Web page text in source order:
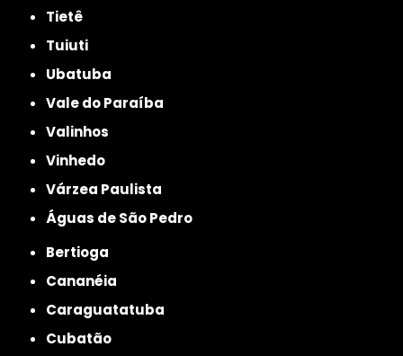
Tietê
Tuiuti
Ubatuba
Vale do Paraíba
Valinhos
Vinhedo
Várzea Paulista
Águas de São Pedro
Bertioga
Cananéia
Caraguatatuba
Cubatão